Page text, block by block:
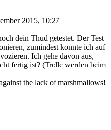
2015, 10:27
dein Thud getestet. Der Test
zumindest konnte ich auf
Ich gehe davon aus,
fertig ist? (Trolle werden beim
the lack of marshmallows!